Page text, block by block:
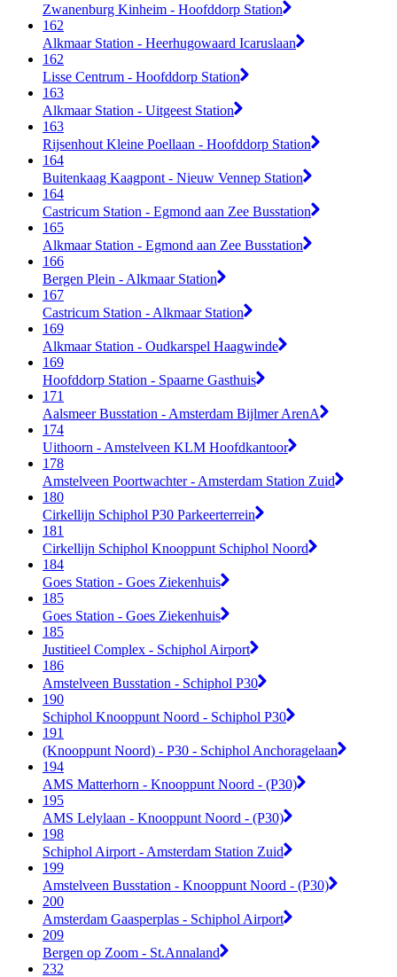
Zwanenburg Kinheim - Hoofddorp Station
162
Alkmaar Station - Heerhugowaard Icaruslaan
162
Lisse Centrum - Hoofddorp Station
163
Alkmaar Station - Uitgeest Station
163
Rijsenhout Kleine Poellaan - Hoofddorp Station
164
Buitenkaag Kaagpont - Nieuw Vennep Station
164
Castricum Station - Egmond aan Zee Busstation
165
Alkmaar Station - Egmond aan Zee Busstation
166
Bergen Plein - Alkmaar Station
167
Castricum Station - Alkmaar Station
169
Alkmaar Station - Oudkarspel Haagwinde
169
Hoofddorp Station - Spaarne Gasthuis
171
Aalsmeer Busstation - Amsterdam Bijlmer ArenA
174
Uithoorn - Amstelveen KLM Hoofdkantoor
178
Amstelveen Poortwachter - Amsterdam Station Zuid
180
Cirkellijn Schiphol P30 Parkeerterrein
181
Cirkellijn Schiphol Knooppunt Schiphol Noord
184
Goes Station - Goes Ziekenhuis
185
Goes Station - Goes Ziekenhuis
185
Justitieel Complex - Schiphol Airport
186
Amstelveen Busstation - Schiphol P30
190
Schiphol Knooppunt Noord - Schiphol P30
191
(Knooppunt Noord) - P30 - Schiphol Anchoragelaan
194
AMS Matterhorn - Knooppunt Noord - (P30)
195
AMS Lelylaan - Knooppunt Noord - (P30)
198
Schiphol Airport - Amsterdam Station Zuid
199
Amstelveen Busstation - Knooppunt Noord - (P30)
200
Amsterdam Gaasperplas - Schiphol Airport
209
Bergen op Zoom - St.Annaland
232